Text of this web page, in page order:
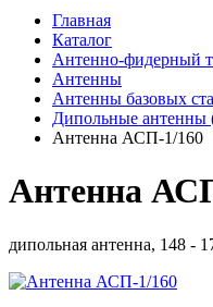
Главная
Каталог
Антенно-фидерный
Антенны
Антенны базовых
Дипольные антенны
Антенна АСП-1/160
Антенна
дипольная антенна, 148 -